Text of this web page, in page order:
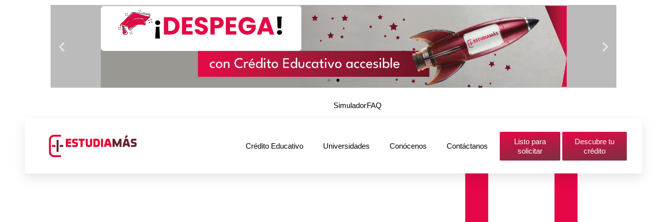
SimuladorFAQ
Crédito Educativo Universidades Conócenos Contáctanos
Listo para
solicitar
Descubre tu
crédito